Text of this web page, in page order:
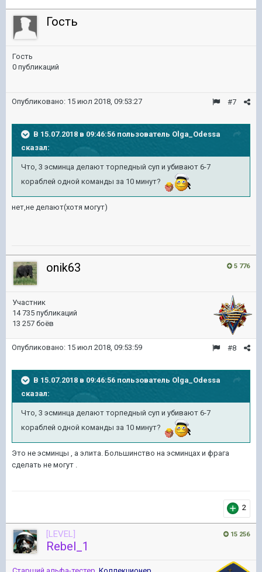
Гость
Гость
0 публикаций
#7
Опубликовано: 15 июл 2018, 09:53:27
В 15.07.2018 в 09:46:56 пользователь Olga_Odessa
сказал:
Что, 3 эсминца делают торпедный суп и убивают 6-7
кораблей одной команды за 10 минут?
нет,не делают(хотя могут)
5 776
onik63
Участник
14 735 публикаций
13 257 боёв
#8
Опубликовано: 15 июл 2018, 09:53:59
В 15.07.2018 в 09:46:56 пользователь Olga_Odessa
сказал:
Что, 3 эсминца делают торпедный суп и убивают 6-7
кораблей одной команды за 10 минут?
Это не эсминцы , а элита. Большинство на эсминцах и фрага
сделать не могут .
2
15 256
[LEVEL]
Rebel_1